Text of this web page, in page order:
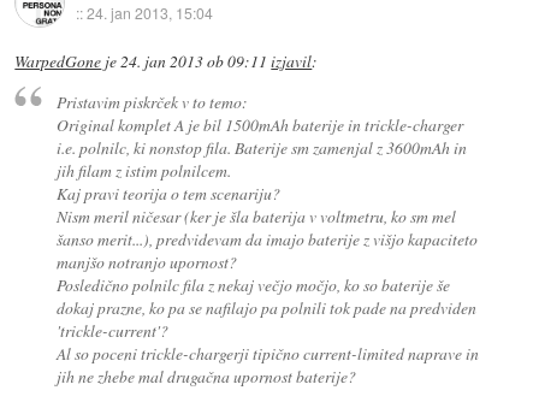
::24. jan 2013, 15:04
WarpedGone je24. jan 2013 ob 09:11 izjavil:
Pristavim piskrček v to temo:
Original komplet A je bil 1500mAh baterije in trickle-charger
i.e. polnilc, ki nonstop fila. Baterije sm zamenjal z 3600mAh in
jih filam z istim polnilcem.
Kaj pravi teorija o tem scenariju?
Nism meril ničesar (ker je šla baterija v voltmetru, ko sm mel
šanso merit...), predvidevam da imajo baterije z višjo kapaciteto
manjšo notranjo upornost?
Posledično polnilc fila z nekaj večjo močjo, ko so baterije še
dokaj prazne, ko pa se nafilajo pa polnili tok pade na predviden
'trickle-current'?
Al so poceni trickle-chargerji tipično current-limited naprave in
jih ne zhebe mal drugačna upornost baterije?